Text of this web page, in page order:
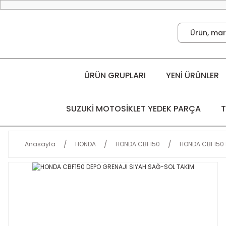
ÜRÜN GRUPLARI YENİ ÜRÜNLER
SUZUKİ MOTOSİKLET YEDEK PARÇA
Anasayfa HONDA HONDA CBF150 HONDA CBF150